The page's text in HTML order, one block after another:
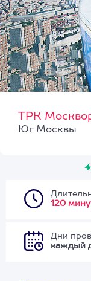
ТРК
Юг Москвы
120
Дни
каждый